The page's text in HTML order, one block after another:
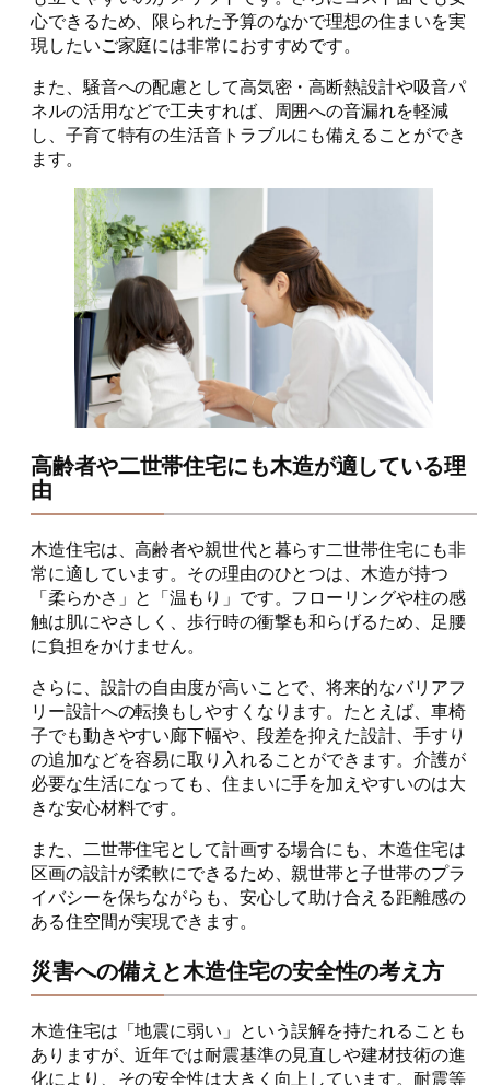
心できるため、限られた予算のなかで理想の住まいを実
現したいご家庭には非常におすすめです。
また、騒音への配慮として高気密・高断熱設計や吸音パ
ネルの活用などで工夫すれば、周囲への音漏れを軽減
し、子育て特有の生活音トラブルにも備えることができ
ます。
高齢者や二世帯住宅にも木造が適している理
由
木造住宅は、高齢者や親世代と暮らす二世帯住宅にも非
常に適しています。その理由のひとつは、木造が持つ
「柔らかさ」と「温もり」です。フローリングや柱の感
触は肌にやさしく、歩行時の衝撃も和らげるため、足腰
に負担をかけません。
さらに、設計の自由度が高いことで、将来的なバリアフ
リー設計への転換もしやすくなります。たとえば、車椅
子でも動きやすい廊下幅や、段差を抑えた設計、手すり
の追加などを容易に取り入れることができます。介護が
必要な生活になっても、住まいに手を加えやすいのは大
きな安心材料です。
また、二世帯住宅として計画する場合にも、木造住宅は
区画の設計が柔軟にできるため、親世帯と子世帯のプラ
イバシーを保ちながらも、安心して助け合える距離感の
ある住空間が実現できます。
災害への備えと木造住宅の安全性の考え方
木造住宅は「地震に弱い」という誤解を持たれることも
ありますが、近年では耐震基準の見直しや建材技術の進
化により、その安全性は大きく向上しています。耐震等